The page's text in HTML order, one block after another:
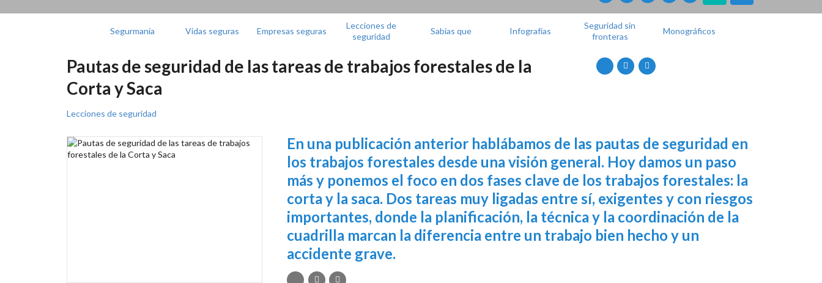
Segurmanía Vidas seguras Empresas seguras
Lecciones de
seguridad
Sabías que Infografías
Seguridad sin
fronteras
Monográficos
Pautas de seguridad de las tareas de trabajos forestales de la
Corta y Saca
Lecciones de seguridad
En una publicación anterior hablábamos de las pautas de seguridad en
los trabajos forestales desde una visión general. Hoy damos un paso
más y ponemos el foco en dos fases clave de los trabajos forestales: la
corta y la saca. Dos tareas muy ligadas entre sí, exigentes y con riesgos
importantes, donde la planificación, la técnica y la coordinación de la
cuadrilla marcan la diferencia entre un trabajo bien hecho y un
accidente grave.